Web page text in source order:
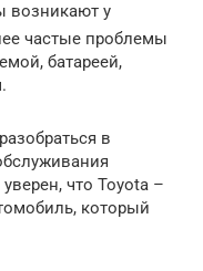
возникают у
частые проблемы
батареей,
в
что Toyota –
который